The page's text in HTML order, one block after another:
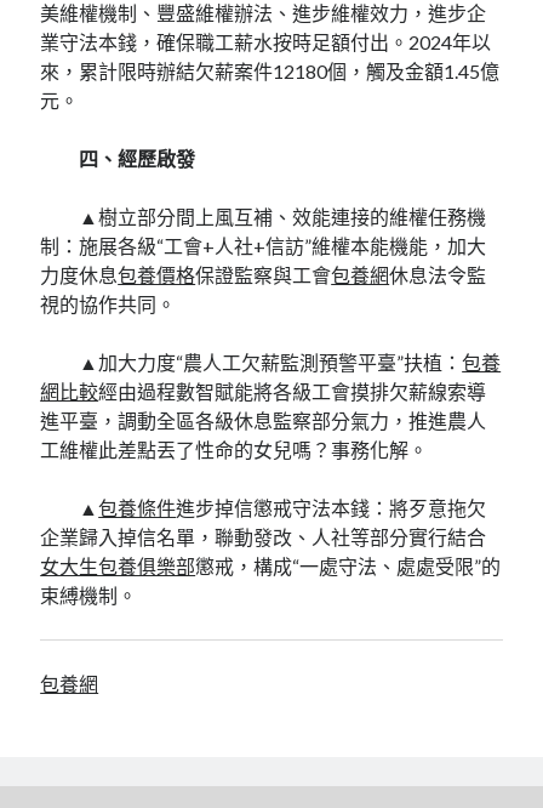
美維權機制、豐盛維權辦法、進步維權效力，進步企
業守法本錢，確保職工薪水按時足額付出。2024年以
來，累計限時辦結欠薪案件12180個，觸及金額1.45億
元。
四、經歷啟發
▲樹立部分間上風互補、效能連接的維權任務機
制：施展各級“工會+人社+信訪”維權本能機能，加大
力度休息包養價格保證監察與工會包養網休息法令監
視的協作共同。
▲加大力度“農人工欠薪監測預警平臺”扶植：包養
網比較經由過程數智賦能將各級工會摸排欠薪線索導
進平臺，調動全區各級休息監察部分氣力，推進農人
工維權此差點丟了性命的女兒嗎？事務化解。
▲包養條件進步掉信懲戒守法本錢：將歹意拖欠
企業歸入掉信名單，聯動發改、人社等部分實行結合
女大生包養俱樂部懲戒，構成“一處守法、處處受限”的
束縛機制。
包養網